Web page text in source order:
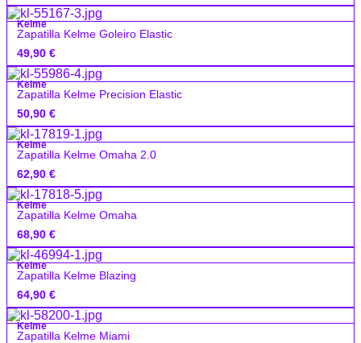
Kelme
Zapatilla Kelme Goleiro Elastic
49,90 €
Kelme
Zapatilla Kelme Precision Elastic
50,90 €
Kelme
Zapatilla Kelme Omaha 2.0
62,90 €
Kelme
Zapatilla Kelme Omaha
68,90 €
Kelme
Zapatilla Kelme Blazing
64,90 €
Kelme
Zapatilla Kelme Miami